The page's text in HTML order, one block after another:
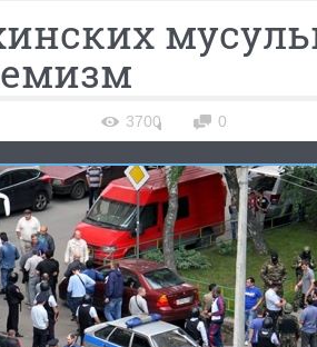
3700 0